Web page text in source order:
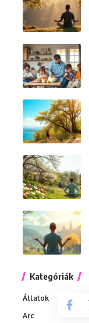
Kategóriák
Állatok
Arc